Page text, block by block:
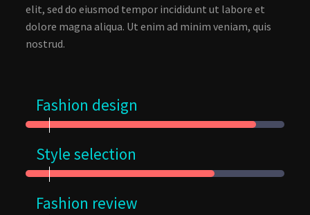
elit, sed do eiusmod tempor incididunt ut labore et
dolore magna aliqua. Ut enim ad minim veniam, quis
nostrud.
Fashion design
Style selection
Fashion review